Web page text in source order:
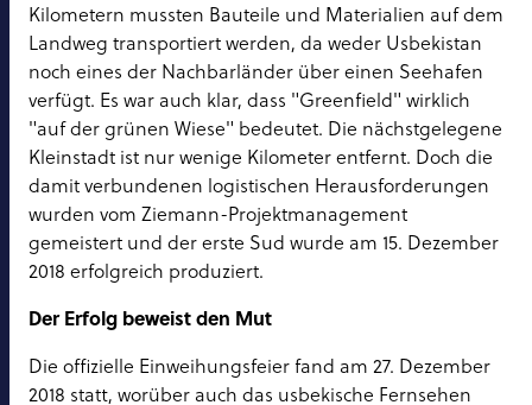
Kilometern mussten Bauteile und Materialien auf dem
Landweg transportiert werden, da weder Usbekistan
noch eines der Nachbarländer über einen Seehafen
verfügt. Es war auch klar, dass "Greenfield" wirklich
"auf der grünen Wiese" bedeutet. Die nächstgelegene
Kleinstadt ist nur wenige Kilometer entfernt. Doch die
damit verbundenen logistischen Herausforderungen
wurden vom Ziemann-Projektmanagement
gemeistert und der erste Sud wurde am 15. Dezember
2018 erfolgreich produziert.
Der Erfolg beweist den Mut
Die offizielle Einweihungsfeier fand am 27. Dezember
2018 statt, worüber auch das usbekische Fernsehen